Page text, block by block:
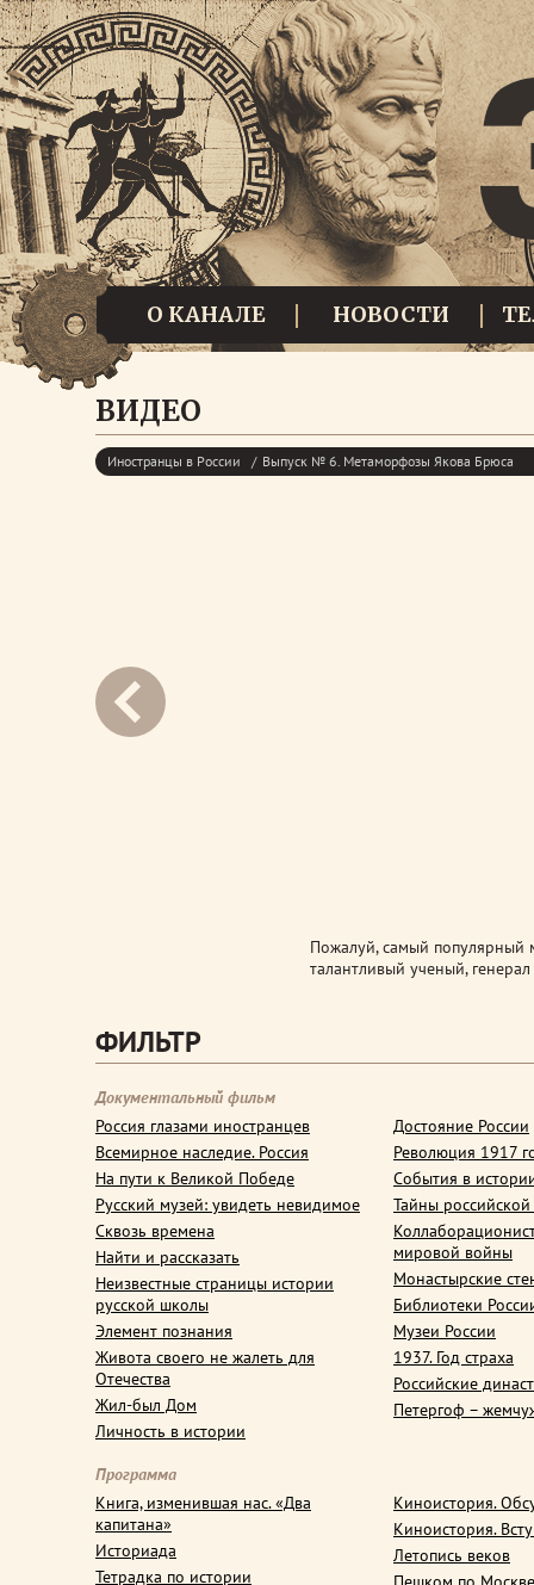
О КАНАЛЕ НОВОСТИ
ВИДЕО
Иностранцы в России Выпуск № 6. Метаморфозы Якова Брюса
Пожалуй, самый популярный
талантливый ученый,
ФИЛЬТР
Документальный фильм
Россия глазами иностранцев
Всемирное наследие. Россия
На пути к Великой Победе
Русский музей: увидеть невидимое
Сквозь времена
Найти и рассказать
Неизвестные страницы истории
русской школы
Элемент познания
Живота своего не жалеть для
Отечества
Жил-был Дом
Личность в истории
Достояние России
Революция 1917
События в
Тайны
мировой войны
Монастырские
Библиотеки
Музеи России
1937. Год страха
Российские
Петергоф –
Программа
Книга, изменившая нас. «Два
капитана»
Историада
Тетрадка по истории
Киноистория.
Киноистория.
Летопись веков